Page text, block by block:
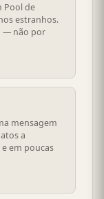
Pool de
estranhos.
— não por
mensagem
a
em poucas